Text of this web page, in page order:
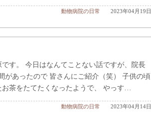
2023年04月19日
動物病院の日常
す。 今日はなんてことない話ですが、院長
があったので 皆さんにご紹介（笑） 子供の頃
茶をたてたくなったようで、 やっす…
2023年04月14日
動物病院の日常